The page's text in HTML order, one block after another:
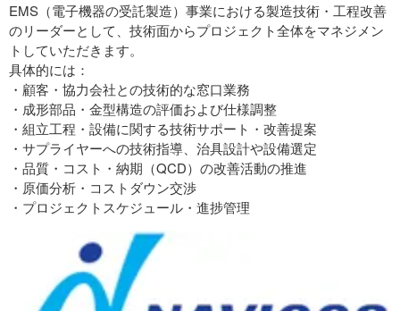
EMS（電子機器の受託製造）事業における製造技術・工程改善
のリーダーとして、技術面からプロジェクト全体をマネジメン
トしていただきます。
具体的には：
・顧客・協力会社との技術的な窓口業務
・成形部品・金型構造の評価および仕様調整
・組立工程・設備に関する技術サポート・改善提案
・サプライヤーへの技術指導、治具設計や設備選定
・品質・コスト・納期（QCD）の改善活動の推進
・原価分析・コストダウン交渉
・プロジェクトスケジュール・進捗管理